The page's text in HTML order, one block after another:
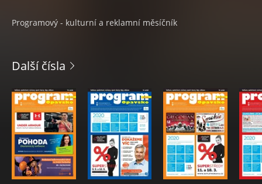
Programový - kulturní a reklamní měsíčník
Další čísla